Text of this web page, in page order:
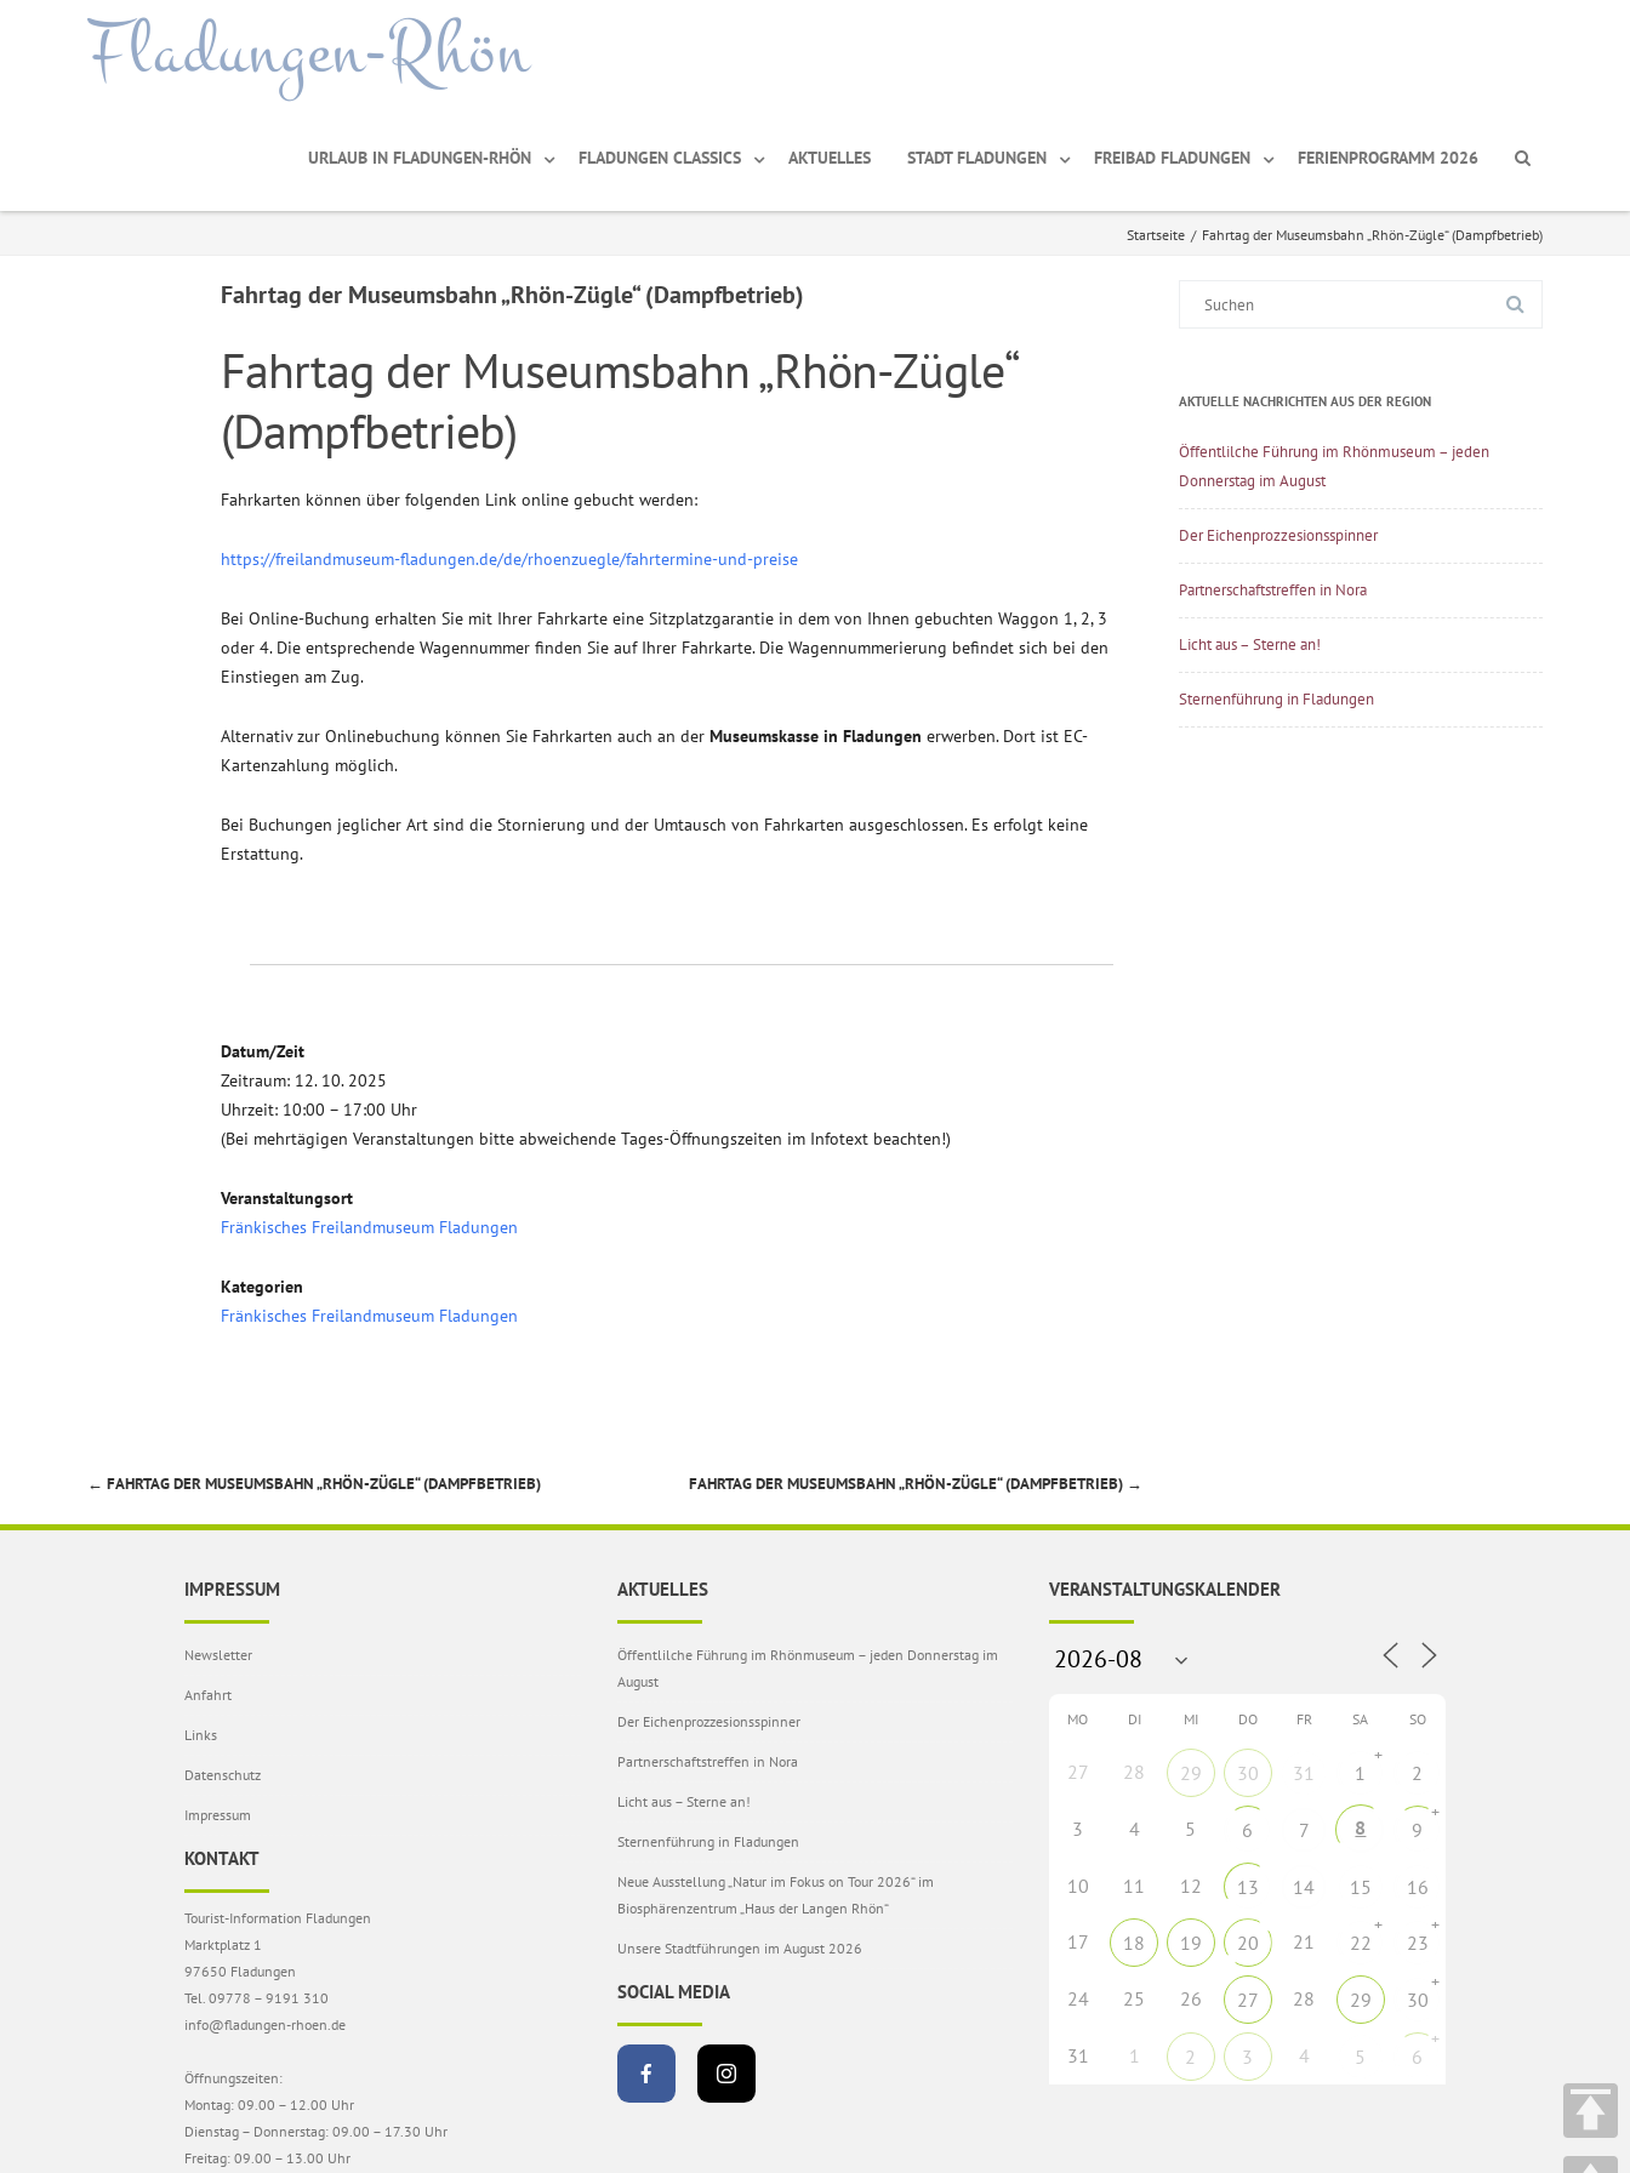
Fladungen-Rhön
URLAUB IN FLADUNGEN-RHÖN FLADUNGEN CLASSICS AKTUELLES STADT FLADUNGEN FREIBAD FLADUNGEN FERIENPROGRAMM 2026
Startseite / Fahrtag der Museumsbahn „Rhön-Zügle“ (Dampfbetrieb)
Fahrtag der Museumsbahn „Rhön-Zügle“ (Dampfbetrieb)
Fahrtag der Museumsbahn „Rhön-Zügle“
(Dampfbetrieb)
Fahrkarten können über folgenden Link online gebucht werden:
https://freilandmuseum-fladungen.de/de/rhoenzuegle/fahrtermine-und-preise
Bei Online-Buchung erhalten Sie mit Ihrer Fahrkarte eine Sitzplatzgarantie in dem von Ihnen gebuchten Waggon 1, 2, 3
oder 4. Die entsprechende Wagennummer finden Sie auf Ihrer Fahrkarte. Die Wagennummerierung befindet sich bei den
Einstiegen am Zug.
Alternativ zur Onlinebuchung können Sie Fahrkarten auch an der Museumskasse in Fladungen erwerben. Dort ist EC-
Kartenzahlung möglich.
Bei Buchungen jeglicher Art sind die Stornierung und der Umtausch von Fahrkarten ausgeschlossen. Es erfolgt keine
Erstattung.
Datum/Zeit
Zeitraum: 12. 10. 2025
Uhrzeit: 10:00 – 17:00 Uhr
(Bei mehrtägigen Veranstaltungen bitte abweichende Tages-Öffnungszeiten im Infotext beachten!)
Veranstaltungsort
Fränkisches Freilandmuseum Fladungen
Kategorien
Fränkisches Freilandmuseum Fladungen
Beitragsnavigation
← FAHRTAG DER MUSEUMSBAHN „RHÖN-ZÜGLE“ (DAMPFBETRIEB) FAHRTAG DER MUSEUMSBAHN „RHÖN-ZÜGLE“ (DAMPFBETRIEB) →
AKTUELLE NACHRICHTEN AUS DER REGION
Öffentlilche Führung im Rhönmuseum – jeden
Donnerstag im August
Der Eichenprozzesionsspinner
Partnerschaftstreffen in Nora
Licht aus – Sterne an!
Sternenführung in Fladungen
IMPRESSUM
Newsletter
Anfahrt
Links
Datenschutz
Impressum
KONTAKT
Tourist-Information Fladungen
Marktplatz 1
97650 Fladungen
Tel. 09778 – 9191 310
info@fladungen-rhoen.de
Öffnungszeiten:
Montag: 09.00 – 12.00 Uhr
Dienstag – Donnerstag: 09.00 – 17.30 Uhr
Freitag: 09.00 – 13.00 Uhr
AKTUELLES
Öffentlilche Führung im Rhönmuseum – jeden Donnerstag im
August
Der Eichenprozzesionsspinner
Partnerschaftstreffen in Nora
Licht aus – Sterne an!
Sternenführung in Fladungen
Neue Ausstellung „Natur im Fokus on Tour 2026“ im
Biosphärenzentrum „Haus der Langen Rhön“
Unsere Stadtführungen im August 2026
SOCIAL MEDIA
VERANSTALTUNGSKALENDER
MO DI MI DO FR SA SO
27 28 29 30 31 1
+
2
3 4 5 6 7 8 9
+
10 11 12 13 14 15 16
17 18 19 20 21 22
+
23
+
24 25 26 27 28 29 30
+
31 1 2 3 4 5 6
+